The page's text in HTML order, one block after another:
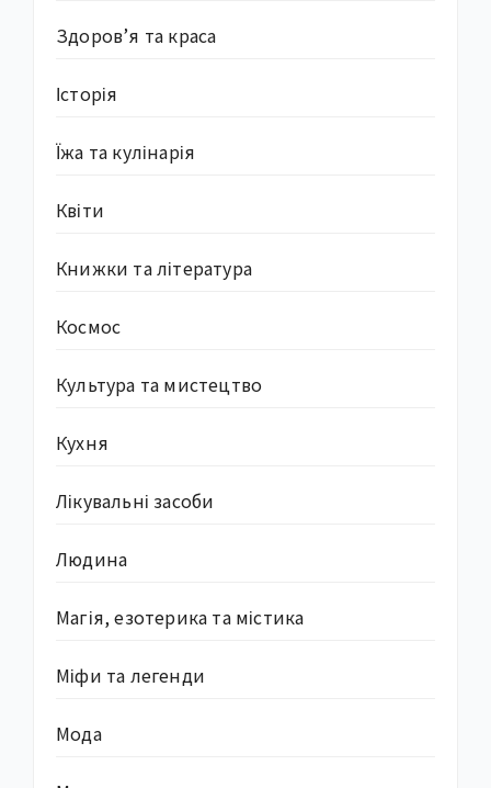
Здоров’я та краса
Історія
Їжа та кулінарія
Квіти
Книжки та література
Космос
Культура та мистецтво
Кухня
Лікувальні засоби
Людина
Магія, езотерика та містика
Міфи та легенди
Мода